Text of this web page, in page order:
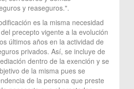
y reaseguros.".
es la misma necesidad
precepto vigente a la evolución
últimos años en la actividad de
privados. Así, se incluye de
dentro de la exención y se
de la misma pues se
de la persona que preste